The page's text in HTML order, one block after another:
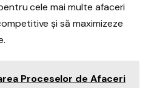
cele mai multe afaceri
și să maximizeze
Proceselor de Afaceri